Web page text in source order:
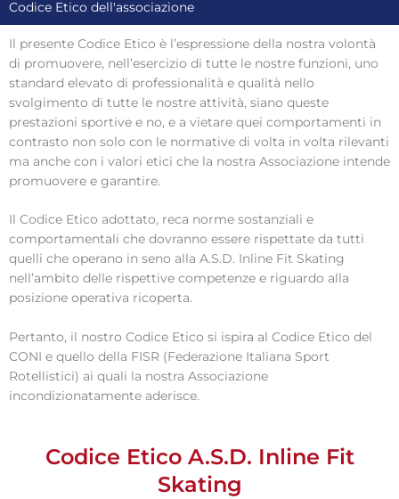
Codice Etico dell'associazione
Il presente Codice Etico è l’espressione della nostra volontà
di promuovere, nell’esercizio di tutte le nostre funzioni, uno
standard elevato di professionalità e qualità nello
svolgimento di tutte le nostre attività, siano queste
prestazioni sportive e no, e a vietare quei comportamenti in
contrasto non solo con le normative di volta in volta rilevanti
ma anche con i valori etici che la nostra Associazione intende
promuovere e garantire.
Il Codice Etico adottato, reca norme sostanziali e
comportamentali che dovranno essere rispettate da tutti
quelli che operano in seno alla A.S.D. Inline Fit Skating
nell’ambito delle rispettive competenze e riguardo alla
posizione operativa ricoperta.
Pertanto, il nostro Codice Etico si ispira al Codice Etico del
CONI e quello della FISR (Federazione Italiana Sport
Rotellistici) ai quali la nostra Associazione
incondizionatamente aderisce.
Codice Etico A.S.D. Inline Fit
Skating